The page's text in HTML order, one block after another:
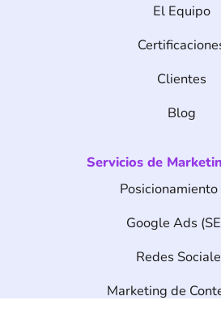
r
m
El Equipo
Clientes
Blog
Servicios de
Posicionamiento
Google Ads
Redes
Marketing de